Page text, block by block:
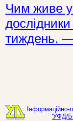
Чим живе
тиждень.
'УФД/